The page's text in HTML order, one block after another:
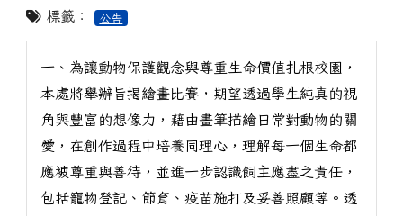
標籤： 公告
一、為讓動物保護觀念與尊重生命價值扎根校園，
本處將舉辦旨揭繪畫比賽，期望透過學生純真的視
角與豐富的想像力，藉由畫筆描繪日常對動物的關
愛，在創作過程中培養同理心，理解每一個生命都
應被尊重與善待，並進一步認識飼主應盡之責任，
包括寵物登記、節育、疫苗施打及妥善照顧等。透